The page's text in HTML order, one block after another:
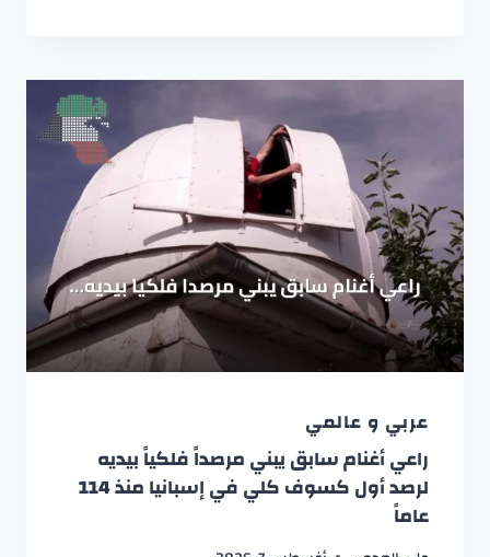
عربي و عالمي
راعي أغنام سابق يبني مرصداً فلكياً بيديه
لرصد أول كسوف كلي في إسبانيا منذ 114
عاماً